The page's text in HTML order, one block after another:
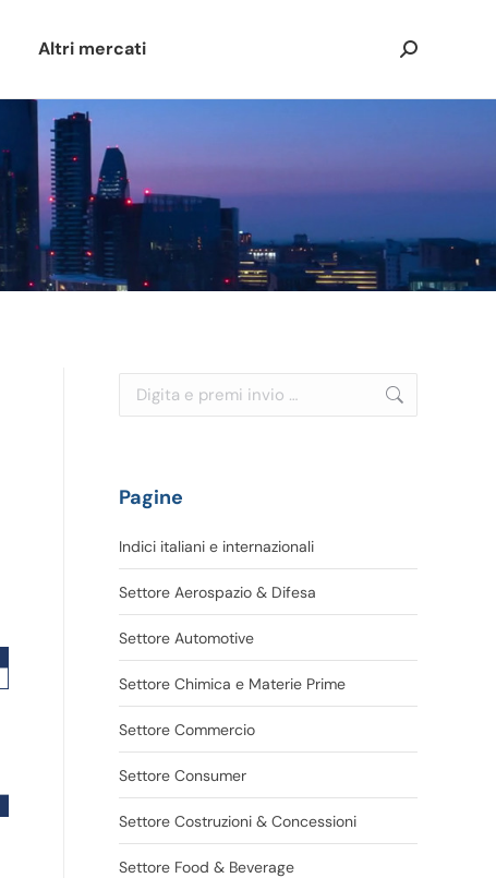
Altri mercati Cerca:
Cerca:
Pagine
Indici italiani e internazionali
Settore Aerospazio & Difesa
Settore Automotive
Settore Chimica e Materie Prime
Settore Commercio
Settore Consumer
Settore Costruzioni & Concessioni
Settore Food & Beverage